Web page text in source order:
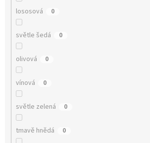
lososová 0
světle šedá 0
olivová 0
vínová 0
světle zelená 0
tmavě hnědá 0